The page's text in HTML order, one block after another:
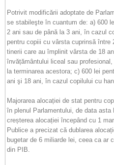
Potrivit modificării adoptate de
se stabileşte în cuantum de: a) 600
2 ani sau de până la 3 ani, în cazul
pentru copiii cu vârsta cuprinsă între
tinerii care au împlinit vârsta de 18
învățământului liceal sau
la terminarea acestora; c) 600 lei
ani şi 18 ani, în cazul copilului cu
Majorarea alocației de stat pentru
în plenul Parlamentului, de data
creșterea alocației începând cu 1
Publice a precizat că dublarea
bugetar de 6 miliarde lei, ceea ca ar
din PIB.